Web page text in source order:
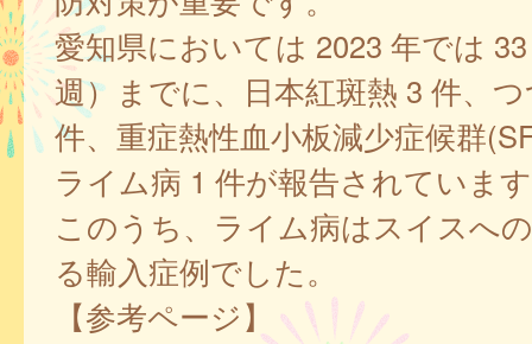
愛知県においては 2023 年では
週）までに、日本紅斑熱 3 件、
件、重症熱性血小板減少症候群
ライム病 1 件が報告されていま
このうち、ライム病はスイスへ
る輸入症例でした。
【参考ページ】